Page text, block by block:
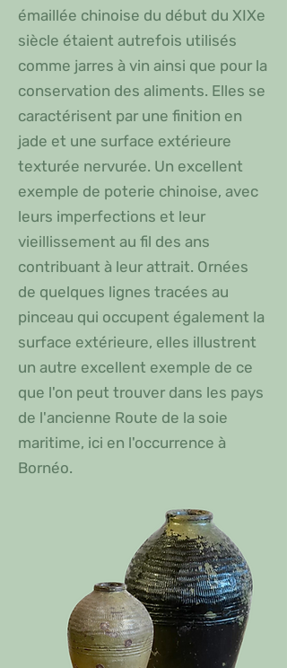
émaillée chinoise du début du XIXe
siècle étaient autrefois utilisés
comme jarres à vin ainsi que pour la
conservation des aliments. Elles se
caractérisent par une finition en
jade et une surface extérieure
texturée nervurée. Un excellent
exemple de poterie chinoise, avec
leurs imperfections et leur
vieillissement au fil des ans
contribuant à leur attrait. Ornées
de quelques lignes tracées au
pinceau qui occupent également la
surface extérieure, elles illustrent
un autre excellent exemple de ce
que l'on peut trouver dans les pays
de l'ancienne Route de la soie
maritime, ici en l'occurrence à
Bornéo.